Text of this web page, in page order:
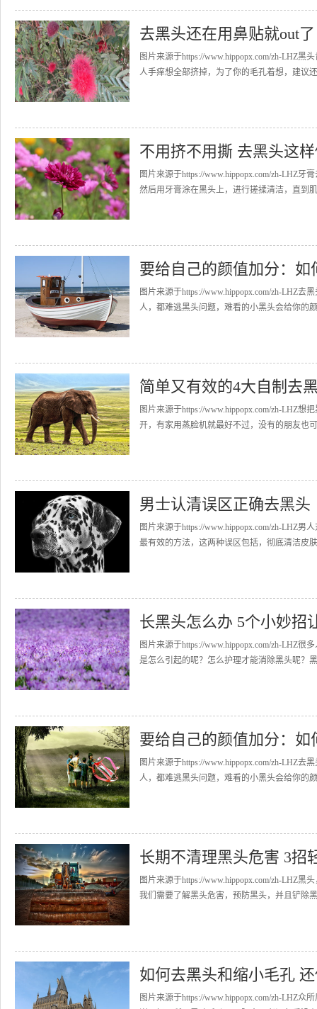
去黑头还在用鼻贴就out
图片来源于https://www.hippopx.com/zh-LHZ
人手痒想全部挤掉，为了你的毛孔着想，建议
不用挤不用撕 去黑头这
图片来源于https://www.hippopx.com/zh-LHZ
然后用牙膏涂在黑头上，进行搓揉清洁，直到
要给自己的颜值加分：如
图片来源于https://www.hippopx.com/zh-LHZ
人，都难逃黑头问题，难看的小黑头会给你的
简单又有效的4大自制去
图片来源于https://www.hippopx.com/zh-LHZ
开，有家用蒸脸机就最好不过，没有的朋友也
男士认清误区正确去黑头
图片来源于https://www.hippopx.com/zh-LHZ
最有效的方法，这两种误区包括，彻底清洁皮
长黑头怎么办 5个小妙招
图片来源于https://www.hippopx.com/zh-LHZ
是怎么引起的呢？怎么护理才能消除黑头呢？
要给自己的颜值加分：如
图片来源于https://www.hippopx.com/zh-LHZ
人，都难逃黑头问题，难看的小黑头会给你的
长期不清理黑头危害 3招
图片来源于https://www.hippopx.com/zh-LHZ
我们需要了解黑头危害，预防黑头，并且铲除
如何去黑头和缩小毛孔
图片来源于https://www.hippopx.com/zh-LHZ